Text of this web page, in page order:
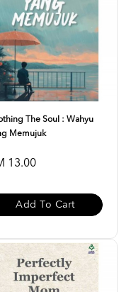
The Soul : Wahyu
Memujuk
13.00
Add To Cart